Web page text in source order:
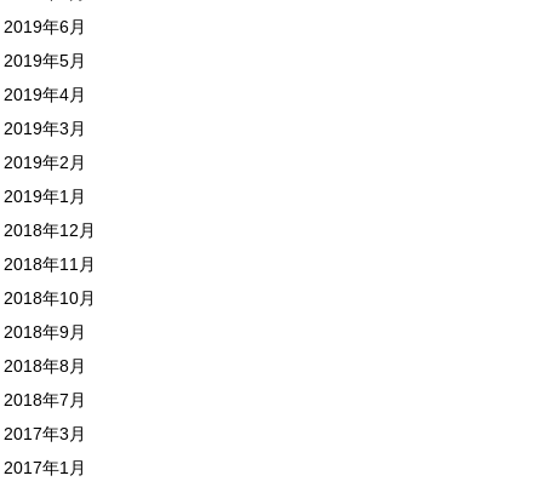
2019年6月
2019年5月
2019年4月
2019年3月
2019年2月
2019年1月
2018年12月
2018年11月
2018年10月
2018年9月
2018年8月
2018年7月
2017年3月
2017年1月